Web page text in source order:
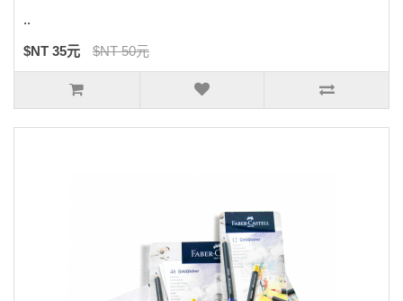
..
$NT 35元 $NT 50元